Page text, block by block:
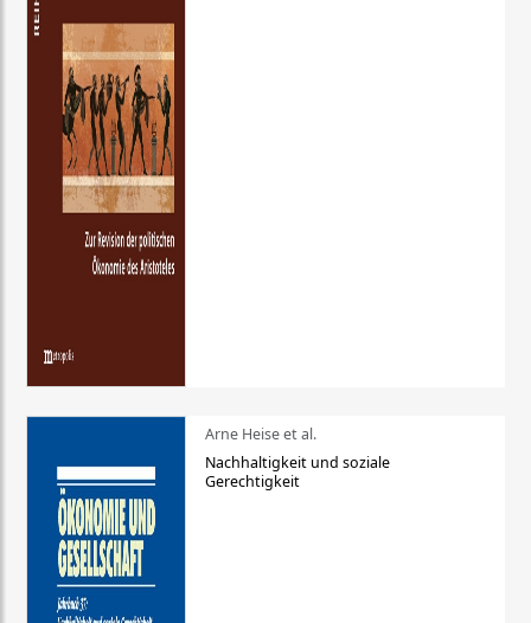
Arne Heise et al.
Nachhaltigkeit und soziale
Gerechtigkeit